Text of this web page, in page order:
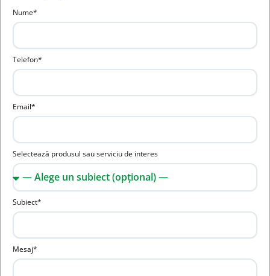
Nume*
Telefon*
Email*
Selectează produsul sau serviciu de interes
Subiect*
Mesaj*